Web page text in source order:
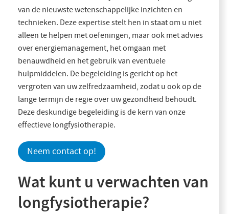
van de nieuwste wetenschappelijke inzichten en
technieken. Deze expertise stelt hen in staat om u niet
alleen te helpen met oefeningen, maar ook met advies
over energiemanagement, het omgaan met
benauwdheid en het gebruik van eventuele
hulpmiddelen. De begeleiding is gericht op het
vergroten van uw zelfredzaamheid, zodat u ook op de
lange termijn de regie over uw gezondheid behoudt.
Deze deskundige begeleiding is de kern van onze
effectieve longfysiotherapie.
Neem contact op!
Wat kunt u verwachten van
longfysiotherapie?